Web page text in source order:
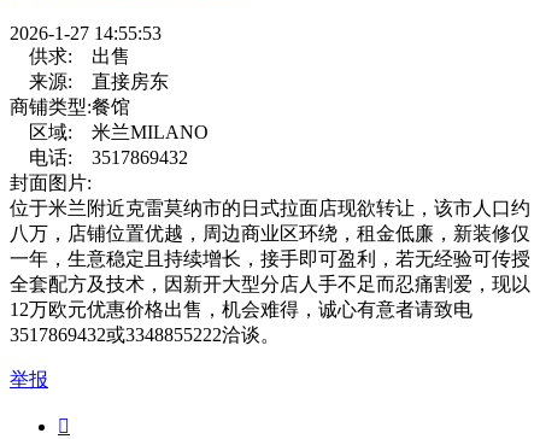
2026-1-27 14:55:53
供求:
出售
来源:
直接房东
商铺类型:餐馆
区域:
米兰MILANO
电话:
3517869432
封面图片:
位于米兰附近克雷莫纳市的日式拉面店现欲转让，该市人口约
八万，店铺位置优越，周边商业区环绕，租金低廉，新装修仅
一年，生意稳定且持续增长，接手即可盈利，若无经验可传授
全套配方及技术，因新开大型分店人手不足而忍痛割爱，现以
12万欧元优惠价格出售，机会难得，诚心有意者请致电
3517869432或3348855222洽谈。
举报
